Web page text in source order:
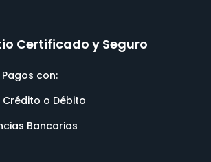
Certificado y Seguro
con:
o Débito
Bancarias